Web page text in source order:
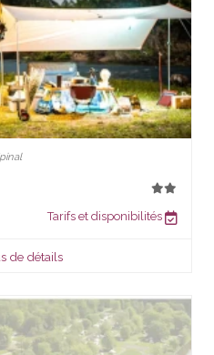
Tarifs et disponibilités
de détails